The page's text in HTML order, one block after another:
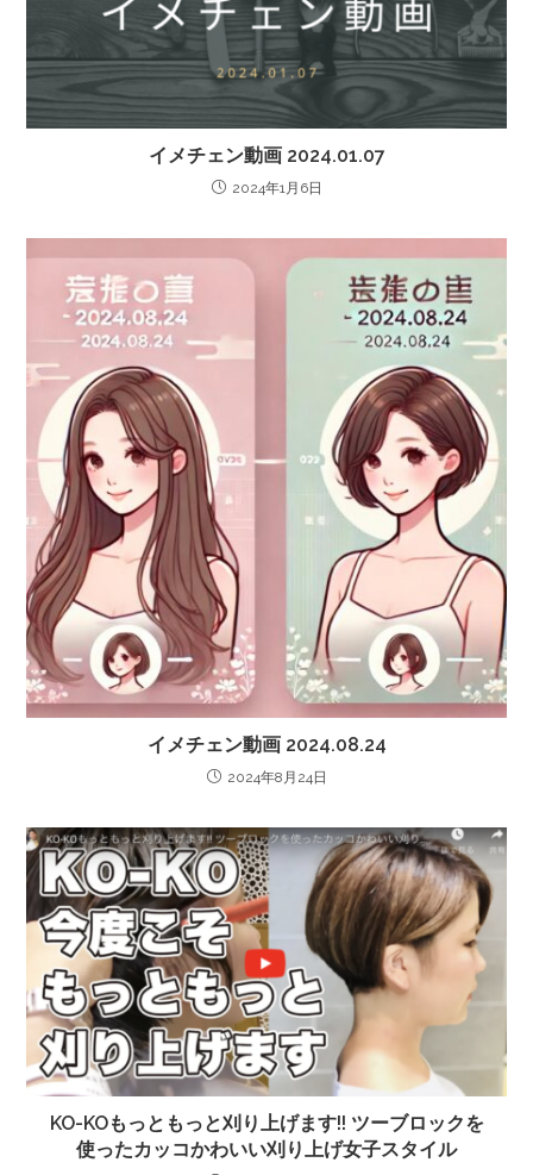
イメチェン動画 2024.01.07
2024年1月6日
イメチェン動画 2024.08.24
2024年8月24日
KO-KOもっともっと刈り上げます!! ツーブロックを
使ったカッコかわいい刈り上げ女子スタイル